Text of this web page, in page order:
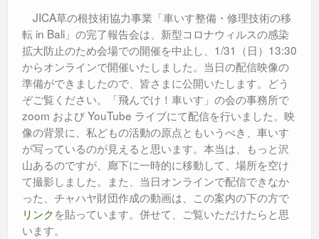
JICA草の根技術協力事業「車いす整備・修理技術の移
転 in Bali」の完了報告会は、新型コロナウィルスの感染
拡大防止のため会場での開催を中止し、1/31（日）13:30
からオンラインで開催いたしました。当日の配信映像の
準備ができましたので、皆さまに公開いたします。どう
ぞご覧ください。「飛んでけ！車いす」の会の事務所で
zoom および YouTube ライブにて配信を行いました。映
像の背景に、私どもの活動の原点ともいうべき、車いす
が写っているのが見えると思います。本当は、もっと沢
山あるのですが、廊下に一時的に移動して、場所を空け
て撮影しました。また、当日オンラインで配信できなか
った、チャハヤ財団作成の動画は、この案内の下の方で
リンクを貼っています。併せて、ご覧いただけたらと思
います。